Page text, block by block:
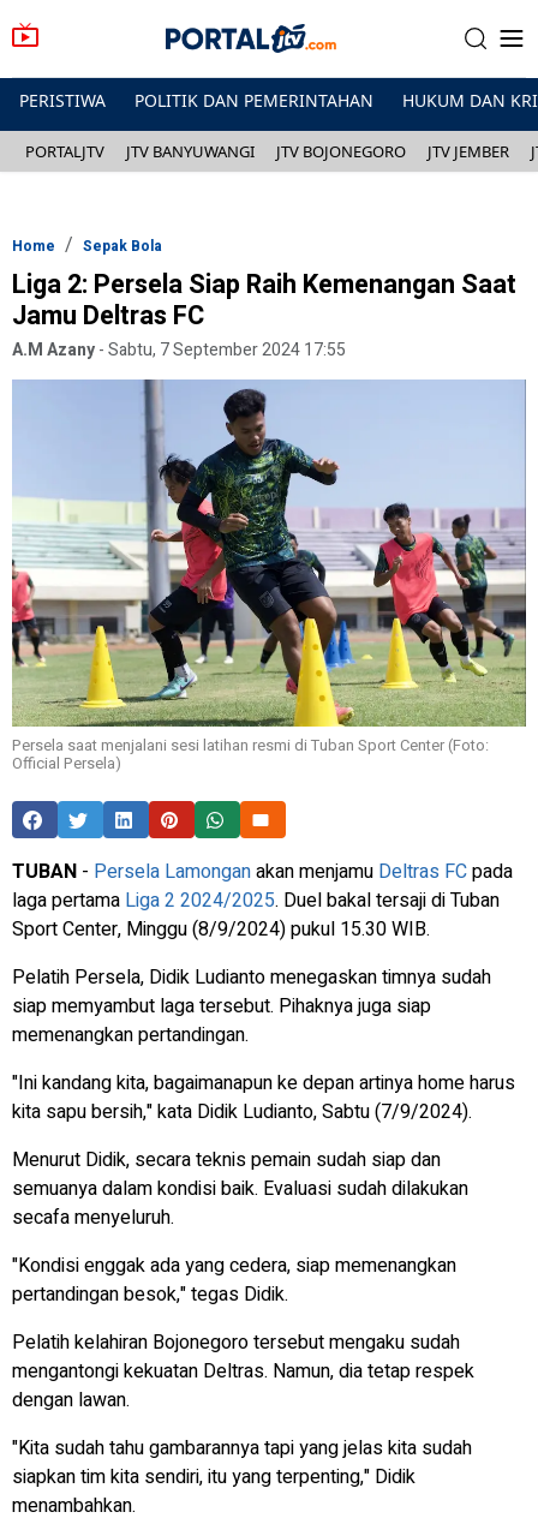
PERISTIWA POLITIK DAN PEMERINTAHAN HUKUM DAN
PORTALJTV JTV BANYUWANGI JTV BOJONEGORO JTV JEMBER
Home Sepak Bola
Liga 2: Persela Siap Raih Kemenangan Saat
Jamu Deltras FC
A.M Azany-Sabtu, 7 September 2024 17:55
Persela saat menjalani sesi latihan resmi di Tuban Sport Center (Foto:
Official Persela)
TUBAN - Persela Lamonganakan menjamu Deltras FCpada
laga pertama Liga 2 2024/2025. Duel bakal tersaji di Tuban
Sport Center, Minggu (8/9/2024) pukul 15.30 WIB.
Pelatih Persela, Didik Ludianto menegaskan timnya sudah
siap memyambut laga tersebut. Pihaknya juga siap
memenangkan pertandingan.
"Ini kandang kita, bagaimanapun ke depan artinya home harus
kita sapu bersih," kata Didik Ludianto, Sabtu (7/9/2024).
Menurut Didik, secara teknis pemain sudah siap dan
semuanya dalam kondisi baik. Evaluasi sudah dilakukan
secafa menyeluruh.
"Kondisi enggak ada yang cedera, siap memenangkan
pertandingan besok," tegas Didik.
Pelatih kelahiran Bojonegoro tersebut mengaku sudah
mengantongi kekuatan Deltras. Namun, dia tetap respek
dengan lawan.
"Kita sudah tahu gambarannya tapi yang jelas kita sudah
siapkan tim kita sendiri, itu yang terpenting," Didik
menambahkan.